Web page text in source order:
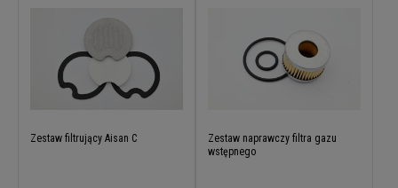
Zestaw filtrujący Aisan C
Zestaw naprawczy filtra gazu
wstępnego